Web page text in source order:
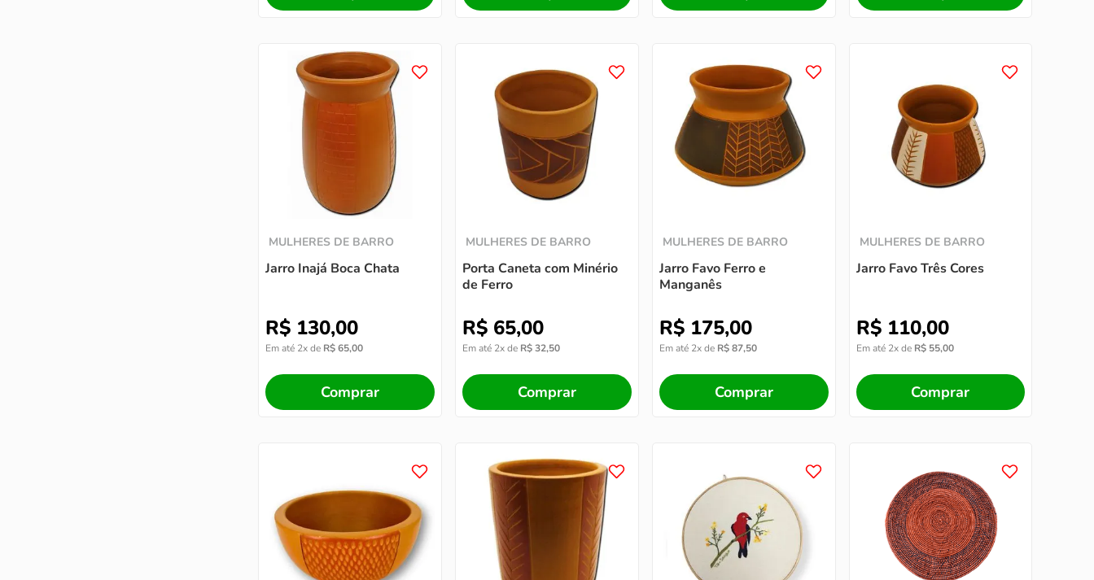
MULHERES DE BARRO
Jarro Inajá Boca Chata
R$ 130,00
Em até 2x de R$ 65,00
Comprar
MULHERES DE BARRO
Porta Caneta com Minério
de Ferro
R$ 65,00
Em até 2x de R$32,50
Comprar
MULHERES DE BARRO
Jarro Favo Ferro e
Manganês
R$ 175,00
Em até 2x de R$87,50
Comprar
MULHERES DE BARRO
Jarro Favo Três Cores
R$ 110,00
Em até 2x de R$ 55,00
Comprar